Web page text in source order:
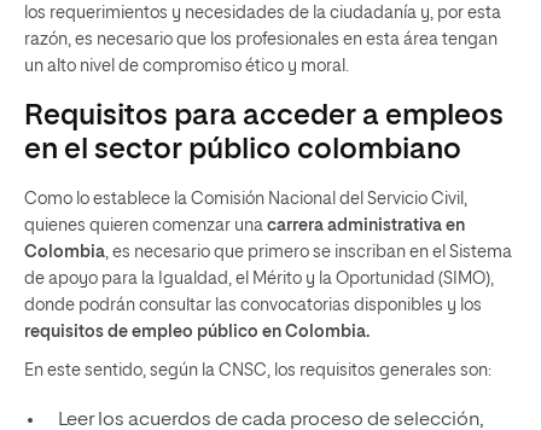
los requerimientos y necesidades de la ciudadanía y, por esta
razón, es necesario que los profesionales en esta área tengan
un alto nivel de compromiso ético y moral.
Requisitos para acceder a empleos
en el sector público colombiano
Como lo establece la Comisión Nacional del Servicio Civil,
quienes quieren comenzar una carrera administrativa en
Colombia , es necesario que primero se inscriban en el Sistema
de apoyo para la Igualdad, el Mérito y la Oportunidad (SIMO),
donde podrán consultar las convocatorias disponibles y los
requisitos de empleo público en Colombia.
En este sentido, según la CNSC, los requisitos generales son:
Leer los acuerdos de cada proceso de selección,